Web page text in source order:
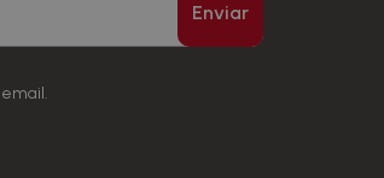
Enviar